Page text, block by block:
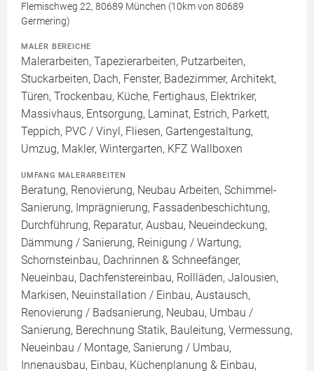
Flemischweg 22, 80689 München (10km von 80689
Germering)
MALER BEREICHE
Malerarbeiten, Tapezierarbeiten, Putzarbeiten,
Stuckarbeiten, Dach, Fenster, Badezimmer, Architekt,
Türen, Trockenbau, Küche, Fertighaus, Elektriker,
Massivhaus, Entsorgung, Laminat, Estrich, Parkett,
Teppich, PVC / Vinyl, Fliesen, Gartengestaltung,
Umzug, Makler, Wintergarten, KFZ Wallboxen
UMFANG MALERARBEITEN
Beratung, Renovierung, Neubau Arbeiten, Schimmel-
Sanierung, Imprägnierung, Fassadenbeschichtung,
Durchführung, Reparatur, Ausbau, Neueindeckung,
Dämmung / Sanierung, Reinigung / Wartung,
Schornsteinbau, Dachrinnen & Schneefänger,
Neueinbau, Dachfenstereinbau, Rollläden, Jalousien,
Markisen, Neuinstallation / Einbau, Austausch,
Renovierung / Badsanierung, Neubau, Umbau /
Sanierung, Berechnung Statik, Bauleitung, Vermessung,
Neueinbau / Montage, Sanierung / Umbau,
Innenausbau, Einbau, Küchenplanung & Einbau,